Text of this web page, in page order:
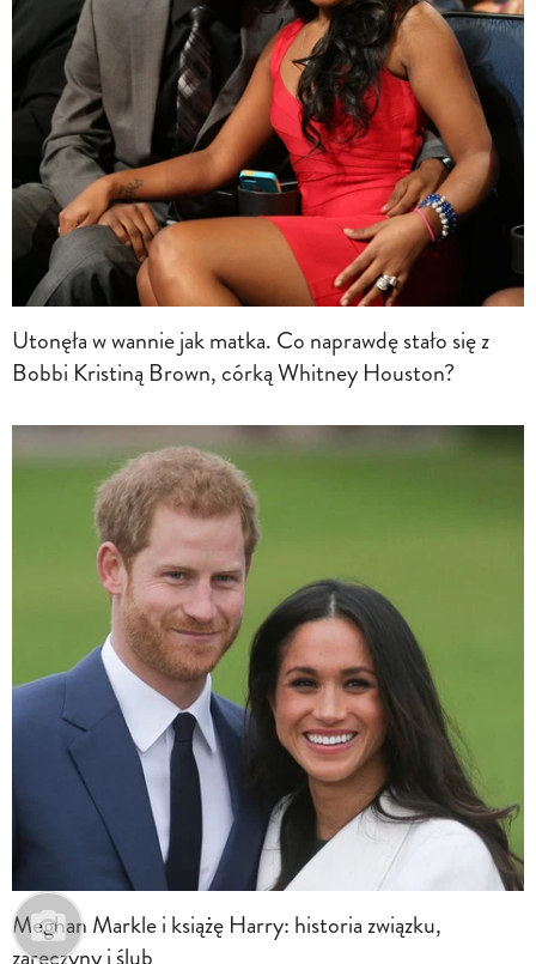
Utonęła w wannie jak matka. Co naprawdę stało się z
Bobbi Kristiną Brown, córką Whitney Houston?
Meghan Markle i książę Harry: historia związku,